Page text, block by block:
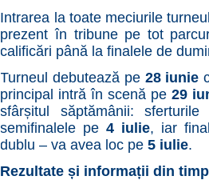
Intrarea la toate meciurile
prezent în tribune pe tot
calificări până la finalele de
Turneul debutează pe 28 iunie
principal intră în scenă pe29
sfârșitul săptămânii:
semifinalele pe4 iulie, iar
dublu – va avea loc pe5 iulie.
Rezultate și informații din